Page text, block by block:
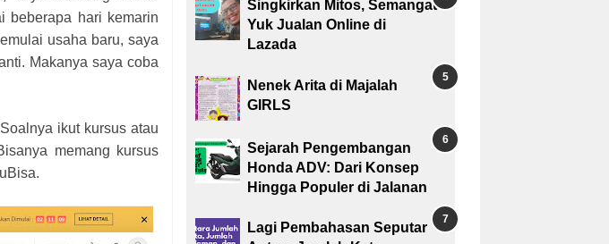
beberapa hari kemarin
usaha baru, saya
Makanya saya coba
ikut kursus atau
memang kursus
Singkirkan Mitos, Semangat
Yuk Jualan Online di
Lazada
Nenek Arita di Majalah
GIRLS
Sejarah Pengembangan
Honda ADV: Dari Konsep
Hingga Populer di Jalanan
Lagi Pembahasan Seputar